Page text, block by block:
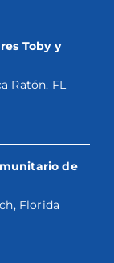
Toby y
Ratón, FL
de
Florida